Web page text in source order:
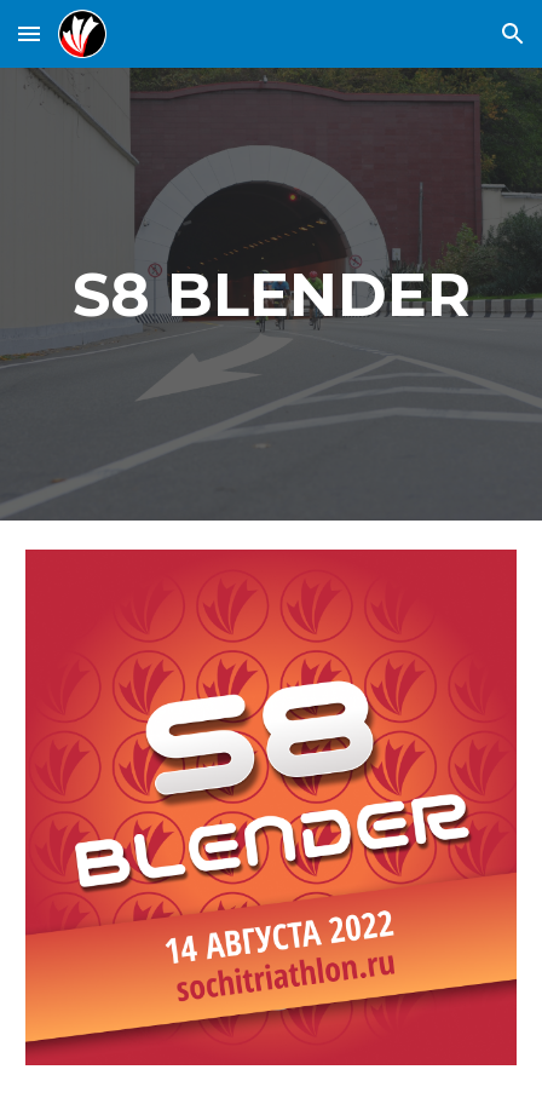
Skip to main content Skip to navigation
S8 BLENDER